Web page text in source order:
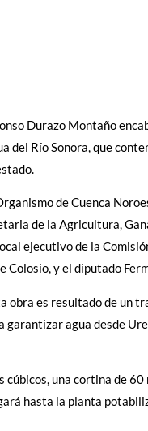
Durazo Montaño
Río Sonora, que
de Cuenca
de la Agricultura,
ejecutivo de la
Colosio, y el diputado
obra es resultado de un
garantizar agua desde
una cortina de
hasta la planta